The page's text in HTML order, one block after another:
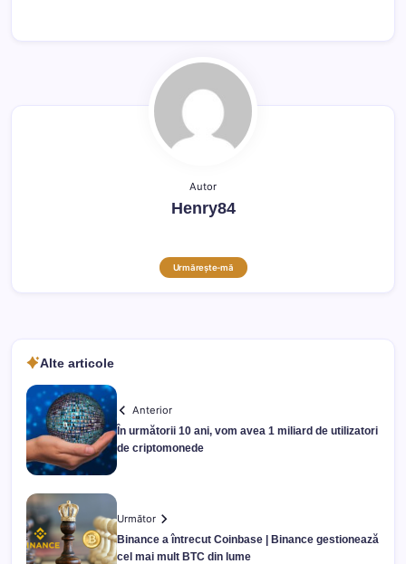
Autor
Henry84
Urmărește-mă
Alte articole
Anterior
În următorii 10 ani, vom avea 1 miliard de utilizatori
de criptomonede
Următor
Binance a întrecut Coinbase | Binance gestionează
cel mai mult BTC din lume